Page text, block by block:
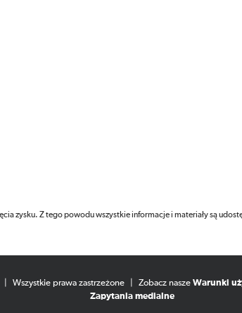
zysku. Z tego powodu wszystkie informacje i materiały są
Wszystkie prawa zastrzeżone Zobacz nasze Warunki
Zapytania medialne